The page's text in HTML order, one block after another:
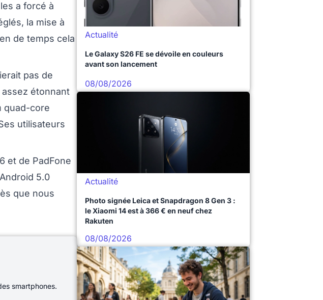
a forcé à
la mise à
de temps cela
pas de
étonnant
quad-core
utilisateurs
et de PadFone
5.0
que nous
smartphones.
Actualité
Le Galaxy S26 FE se dévoile en couleurs
avant son lancement
08/08/2026
Actualité
Photo signée Leica et Snapdragon 8 Gen 3 :
le Xiaomi 14 est à 366 € en neuf chez
Rakuten
08/08/2026